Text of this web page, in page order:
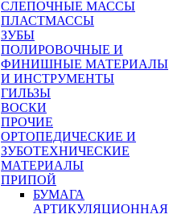
СЛЕПОЧНЫЕ МАССЫ
ПЛАСТМАССЫ
ЗУБЫ
ПОЛИРОВОЧНЫЕ И
ФИНИШНЫЕ МАТЕРИАЛЫ
И ИНСТРУМЕНТЫ
ГИЛЬЗЫ
ВОСКИ
ПРОЧИЕ
ОРТОПЕДИЧЕСКИЕ И
ЗУБОТЕХНИЧЕСКИЕ
МАТЕРИАЛЫ
ПРИПОЙ
БУМАГА
АРТИКУЛЯЦИОННАЯ